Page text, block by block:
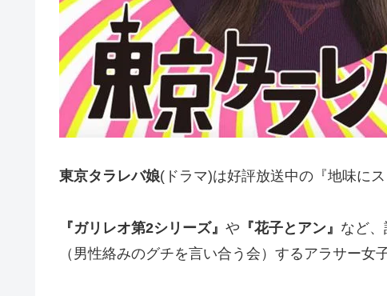
東京タラレバ娘(ドラマ)は好評放送中の『地味に
『ガリレオ第2シリーズ』 や 『花子とアン』 など
（男性絡みのグチを言い合う会）するアラサー女